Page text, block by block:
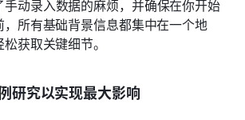
动录入数据的麻烦，并确保在你开始
所有基础背景信息都集中在一个地
获取关键细节。
研究以实现最大影响